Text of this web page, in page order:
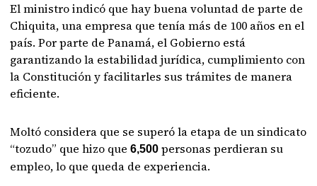
El ministro indicó que hay buena voluntad de parte de
Chiquita, una empresa que tenía más de 100 años en el
país. Por parte de Panamá, el Gobierno está
garantizando la estabilidad jurídica, cumplimiento con
la Constitución y facilitarles sus trámites de manera
eficiente.
Moltó considera que se superó la etapa de un sindicato
“tozudo” que hizo que6,500personas perdieran su
empleo, lo que queda de experiencia.